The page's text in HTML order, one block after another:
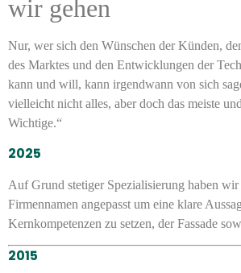
wir gehen
Nur, wer sich den Wünschen der Künden,
des Marktes und den Entwicklungen der
kann und will, kann irgendwann von sich
vielleicht nicht alles, aber doch das meiste
Wichtige.“
2025
Auf Grund stetiger Spezialisierung haben
Firmennamen angepasst um eine klare
Kernkompetenzen zu setzen, der Fassade
2015